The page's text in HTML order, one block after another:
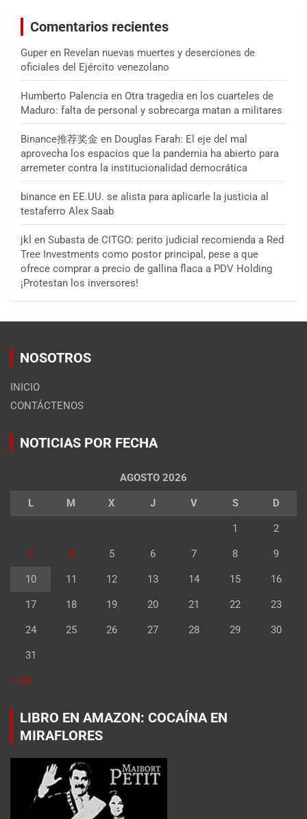
Comentarios recientes
Guper en Revelan nuevas muertes y deserciones de
oficiales del Ejército venezolano
Humberto Palencia en Otra tragedia en los cuarteles de
Maduro: falta de personal y sobrecarga matan a militares
Binance推荐奖金 en Douglas Farah: El eje del mal
aprovecha los espacios que la pandemia ha abierto para
arremeter contra la institucionalidad democrática
binance en EE.UU. se alista para aplicarle la justicia al
testaferro Alex Saab
jkl en Subasta de CITGO: perito judicial recomienda a Red
Tree Investments como postor principal, pese a que
ofrece comprar a precio de gallina flaca a PDV Holding
¡Protestan los inversores!
NOSOTROS
INICIO
CONTÁCTENOS
NOTICIAS POR FECHA
AGOSTO 2026
L M X J V S D
1 2
3 4 5 6 7 8 9
10 11 12 13 14 15 16
17 18 19 20 21 22 23
24 25 26 27 28 29 30
31
« Jul
LIBRO EN AMAZON: COCAÍNA EN
MIRAFLORES